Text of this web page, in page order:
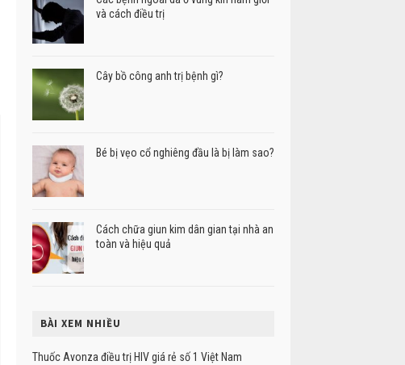
và cách điều trị
Cây bồ công anh trị bệnh gì?
Bé bị vẹo cổ nghiêng đầu là bị làm sao?
Cách chữa giun kim dân gian tại nhà an
toàn và hiệu quả
BÀI XEM NHIỀU
Thuốc Avonza điều trị HIV giá rẻ số 1 Việt Nam